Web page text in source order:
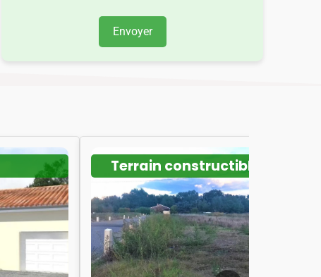
Envoyer
Terrain constructible